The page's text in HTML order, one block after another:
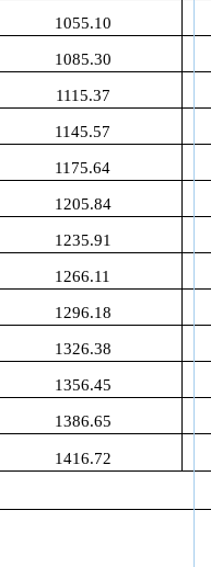
1055.10
1085.30
1115.37
1145.57
1175.64
1205.84
1235.91
1266.11
1296.18
1326.38
1356.45
1386.65
1416.72